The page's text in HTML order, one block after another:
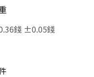
錢 ±0.05錢